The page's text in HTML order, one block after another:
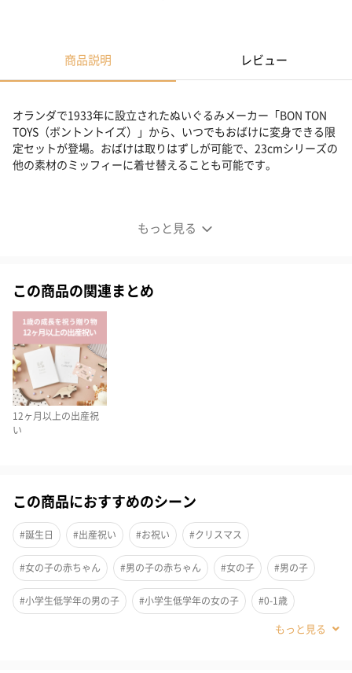
商品説明 レビュー
もっと見る
オランダで1933年に設立されたぬいぐるみメーカー「BON TON
TOYS（ボントントイズ）」から、いつでもおばけに変身できる限
定セットが登場。おばけは取りはずしが可能で、23cmシリーズの
他の素材のミッフィーに着せ替えることも可能です。
「おばけミッフィー」がBON TON TOYSより数量限定で登場！
やわらかフランネル生地のチェック柄で、少し起毛したやわらか
い素材がぬいぐるみをさらに愛らしくしています。ほっこりやさ
しい雰囲気に、大胆なレッドのタータンチェックとオレンジのブ
ロックチェックが映えます。
ゃう。
同じ23cmシリーズの他の素材のミッフィーに着せ替えることも可
能です。
この商品の関連まとめ
12ヶ月以上の出産祝
い
この商品におすすめのシーン
#誕生日 #出産祝い #お祝い #クリスマス
#女の子の赤ちゃん #男の子の赤ちゃん #女の子 #男の子
#小学生低学年の男の子 #小学生低学年の女の子 #0-1歳